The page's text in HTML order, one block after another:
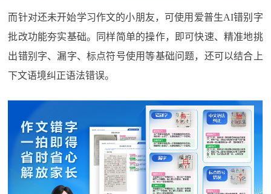
而针对还未开始学习作文的小朋友，可使用爱普生AI错别字
批改功能夯实基础。同样简单的操作，即可快速、精准地挑
出错别字、漏字、标点符号使用等基础问题，还可以结合上
下文语境纠正语法错误。